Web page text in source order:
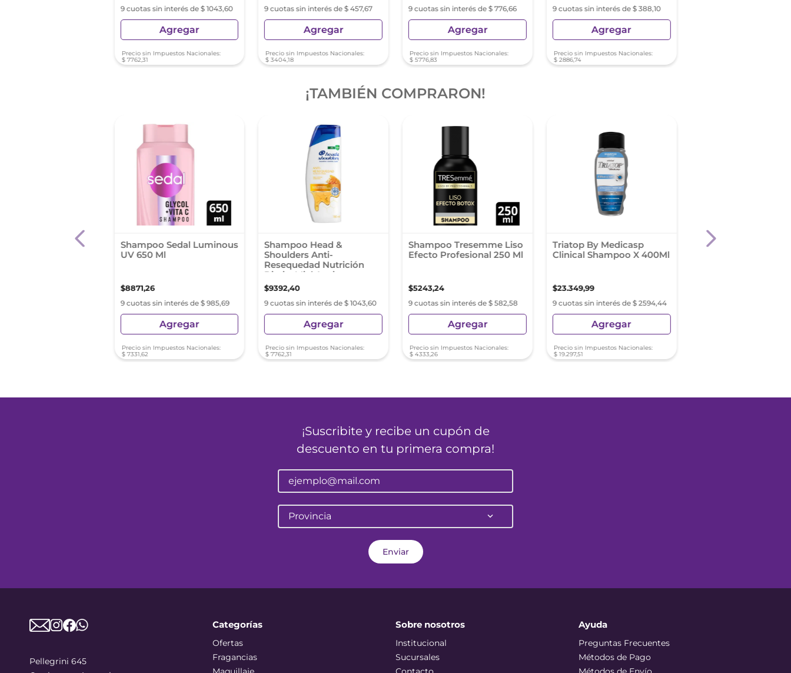
9 cuotas sin interés de $ 1043,60
Agregar
Precio sin Impuestos Nacionales:
$ 7762,31
9 cuotas sin interés de $ 457,67
Agregar
Precio sin Impuestos Nacionales:
$ 3404,18
9 cuotas sin interés de $ 776,66
Agregar
Precio sin Impuestos Nacionales:
$ 5776,83
9 cuotas sin interés de $ 388,10
Agregar
Precio sin Impuestos Nacionales:
$ 2886,74
¡TAMBIÉN COMPRARON!
Shampoo Sedal Luminous
UV 650 Ml
$8871,26
9 cuotas sin interés de $ 985,69
Agregar
Precio sin Impuestos Nacionales:
$ 7331,62
Shampoo Head &
Shoulders Anti-
Resequedad Nutrición
Diaria, Miel Aceites y
Esenciales 180 Ml
$9392,40
9 cuotas sin interés de $ 1043,60
Agregar
Precio sin Impuestos Nacionales:
$ 7762,31
Shampoo Tresemme Liso
Efecto Profesional 250 Ml
$5243,24
9 cuotas sin interés de $ 582,58
Agregar
Precio sin Impuestos Nacionales:
$ 4333,26
Triatop By Medicasp
Clinical Shampoo X 400Ml
$23.349,99
9 cuotas sin interés de $ 2594,44
Agregar
Precio sin Impuestos Nacionales:
$ 19.297,51
Triatop By Medicasp
¡Suscribite y recibe un cupón de
descuento en tu primera compra!
Provincia
Enviar
Pellegrini 645
Categorías
Ofertas
Fragancias
Sobre nosotros
Institucional
Sucursales
Ayuda
Preguntas Frecuentes
Métodos de Pago